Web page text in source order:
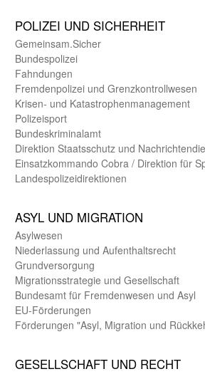
POLIZEI UND SICHER­HEIT
Gemein­sam.Sicher
Bundes­polizei
Fahndungen
Fremdenpolizei und Grenzkontrollwesen
Krisen- und Katastrophen­management
Polizeisport
Bundes­kriminal­amt
Direktion Staats­schutz und
Einsatz­kommando Cobra / Direktion für
Landes­polizei­direk­tionen
ASYL UND MIGRA­TION
Asyl­wesen
Nieder­lassung und Aufent­halts­recht
Grund­versorgung
Migrations­strategie und Gesell­schaft
Bundes­amt für Fremden­wesen und Asyl
EU-Förde­rungen
Förderungen "Asyl, Migration und
GE­SELL­SCHAFT UND RECHT